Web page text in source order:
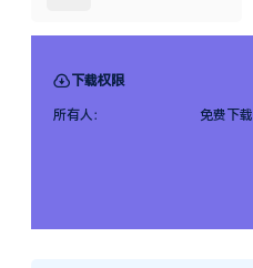
极致主题发布模块-